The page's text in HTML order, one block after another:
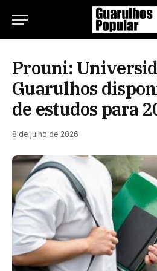
Prouni:
Guarulhos
de estudos para
8 de julho de 2026